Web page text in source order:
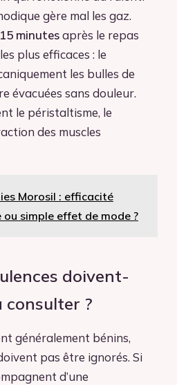
gère mal les gaz.
minutesaprès le repas
plus efficaces : le
les bulles de
évacuées sans douleur.
le péristaltisme, le
des muscles
Morosil : efficacité
simple effet de mode ?
doivent-
consulter ?
généralement bénins,
pas être ignorés. Si
d’une